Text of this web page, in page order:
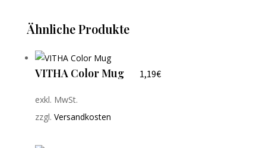
Ähnliche Produkte
VITHA Color Mug 1,19€
exkl. MwSt.
zzgl. Versandkosten